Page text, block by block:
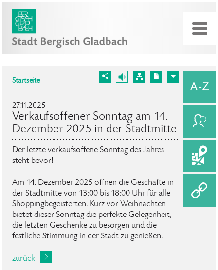
Startseite
27.11.2025
Verkaufsoffener Sonntag am 14.
Dezember 2025 in der Stadtmitte
Der letzte verkaufsoffene Sonntag des Jahres
steht bevor!
Am 14. Dezember 2025 öffnen die Geschäfte in
der Stadtmitte von 13:00 bis 18:00 Uhr für alle
Shoppingbegeisterten. Kurz vor Weihnachten
bietet dieser Sonntag die perfekte Gelegenheit,
die letzten Geschenke zu besorgen und die
festliche Stimmung in der Stadt zu genießen.
zurück